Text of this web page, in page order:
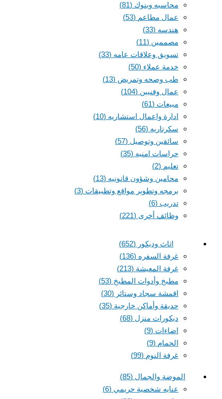
محاسبه وبنوك (81)
عمال مطاعم (53)
هندسه (33)
مصممين (11)
تسويق وعلاقات عامه (33)
خدمة عملاء (50)
طب وصحه وتمريض (13)
عمال وفنيين (104)
مبيعات (61)
ادارة واعمال استشاريه (10)
سكرتاريه (56)
سائقين وتوصيل (57)
حراسات امنيه (35)
تعليم (2)
محامين وشؤون قانونيه (13)
برمجه وتطوير مواقع وتطبيقات (3)
تدريب (6)
وظائف أخرى (221)
اثاث وديكور (652)
غرفة السفره (136)
غرفة المعيشة (213)
مطبخ وأدوات المطبخ (53)
اقمشة سجاد وستائر (30)
حديقة وأماكن خارجية (35)
ديكورات منزل (68)
اضاءات (9)
الحمام (9)
غرفة النوم (99)
الموضة والجمال (85)
عنايه شخصية حريمي (6)